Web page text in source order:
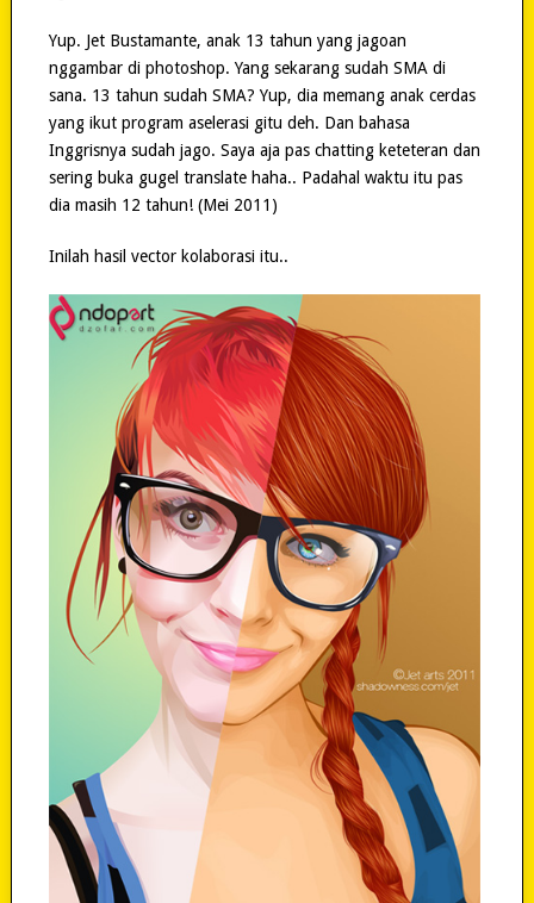
Yup. Jet Bustamante, anak 13 tahun yang jagoan
nggambar di photoshop. Yang sekarang sudah SMA di
sana. 13 tahun sudah SMA? Yup, dia memang anak cerdas
yang ikut program aselerasi gitu deh. Dan bahasa
Inggrisnya sudah jago. Saya aja pas chatting keteteran dan
sering buka gugel translate haha.. Padahal waktu itu pas
dia masih 12 tahun! (Mei 2011)
Inilah hasil vector kolaborasi itu..